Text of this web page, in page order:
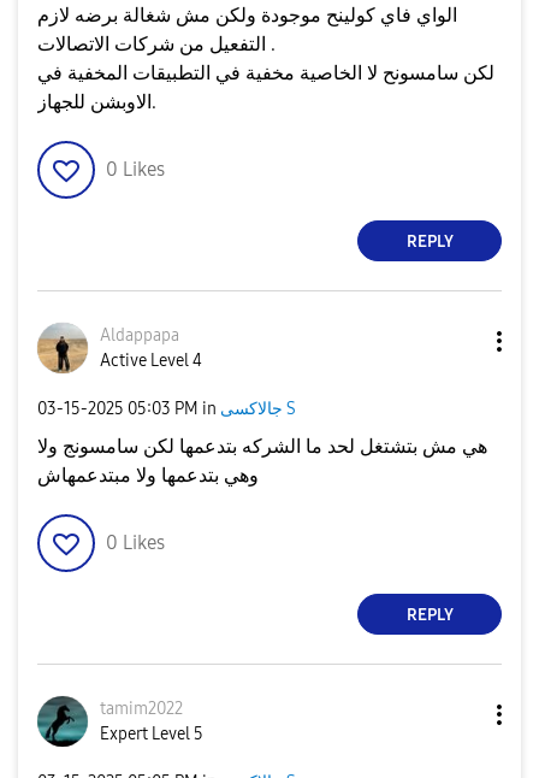
الواي فاي كولينح موجودة ولكن مش شغالة برضه لازم
التفعيل من شركات الاتصالات .
لكن سامسونح لا الخاصية مخفية في التطبيقات المخفية في
الاوبشن للجهاز.
0 Likes
REPLY
Aldappapa
Active Level 4
‎03-15-2025 05:03 PM in جالاكسى S
هي مش بتشتغل لحد ما الشركه بتدعمها لكن سامسونج ولا
وهي بتدعمها ولا مبتدعمهاش
0 Likes
REPLY
tamim2022
Expert Level 5